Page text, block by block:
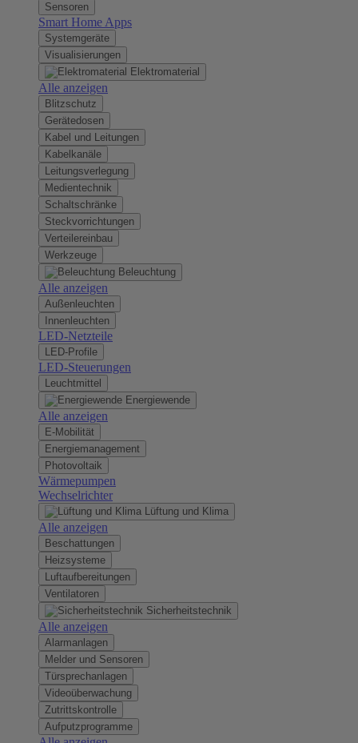
Sensoren
Smart Home Apps
Systemgeräte
Visualisierungen
Elektromaterial
Alle anzeigen
Blitzschutz
Gerätedosen
Kabel und Leitungen
Kabelkanäle
Leitungsverlegung
Medientechnik
Schaltschränke
Steckvorrichtungen
Verteilereinbau
Werkzeuge
Beleuchtung
Alle anzeigen
Außenleuchten
Innenleuchten
LED-Netzteile
LED-Profile
LED-Steuerungen
Leuchtmittel
Energiewende
Alle anzeigen
E-Mobilität
Energiemanagement
Photovoltaik
Wärmepumpen
Wechselrichter
Lüftung und Klima
Alle anzeigen
Beschattungen
Heizsysteme
Luftaufbereitungen
Ventilatoren
Sicherheitstechnik
Alle anzeigen
Alarmanlagen
Melder und Sensoren
Türsprechanlagen
Videoüberwachung
Zutrittskontrolle
Aufputzprogramme